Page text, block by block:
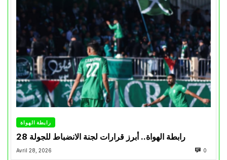
رابطة الهواة
رابطة الهواة.. أبرز قرارات لجنة الانضباط للجولة 28
Avril 28, 2026 0